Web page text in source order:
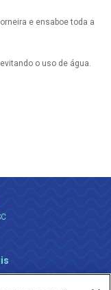
e ensaboe toda a
o uso de água.